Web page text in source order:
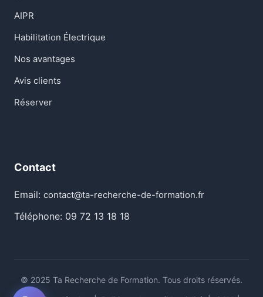
AIPR
Habilitation Électrique
Nos avantages
Avis clients
Réserver
Contact
Email: contact@ta-recherche-de-formation.fr
Téléphone: 09 72 13 18 18
© 2025 Ta Recherche de Formation. Tous droits réservés.